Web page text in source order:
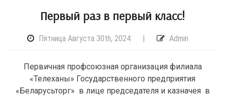
Первый раз в первый класс!
Пятница Августа 30th, 2024 | Admin
Первичная профсоюзная организация филиала
«Телеханы» Государственного предприятия
«Беларусьторг» в лице председателя и казначея в